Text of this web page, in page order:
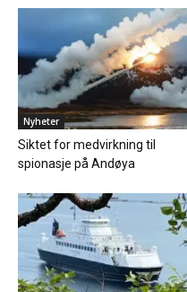
Nyheter
Siktet for medvirkning til
spionasje på Andøya